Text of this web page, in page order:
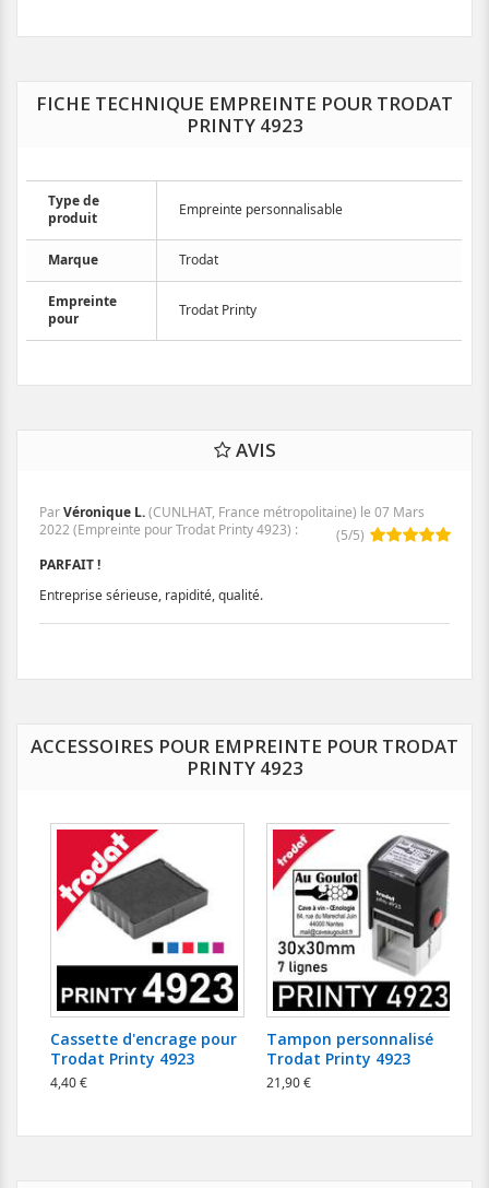
FICHE TECHNIQUE EMPREINTE POUR TRODAT
PRINTY 4923
Type de
produit
Empreinte personnalisable
Marque Trodat
Empreinte
pour
Trodat Printy
AVIS
ParVéronique L.(CUNLHAT, France métropolitaine) le 07 Mars
2022 (Empreinte pour Trodat Printy 4923) : (5/5)
PARFAIT !
Entreprise sérieuse, rapidité, qualité.
ACCESSOIRES POUR EMPREINTE POUR TRODAT
PRINTY 4923
Cassette d'encrage pour
Trodat Printy 4923
4,40 €
Tampon personnalisé
Trodat Printy 4923
21,90 €